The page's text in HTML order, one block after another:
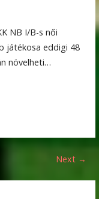
NB I/B-s női
játékosa eddigi 48
növelheti…
Next →